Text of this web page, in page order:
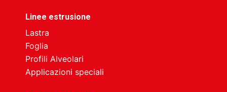
Linee estrusione
Lastra
Foglia
Profili Alveolari
Applicazioni speciali